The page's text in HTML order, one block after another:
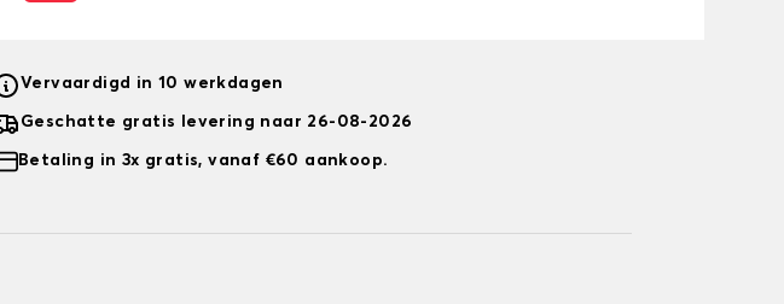
Vervaardigd in 10 werkdagen
Geschatte gratis levering naar 26-08-2026
Betaling in 3x gratis, vanaf €60 aankoop.